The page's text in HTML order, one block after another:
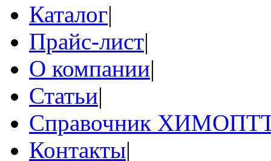
Каталог|
Прайс-лист|
О компании|
Статьи|
Справочник
Контакты|